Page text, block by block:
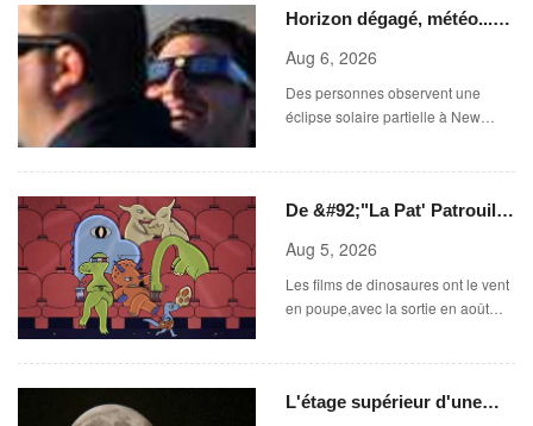
Horizon dégagé, météo...
Comment trouver le bon
l'éclipse solaire du 12 août
Aug 6, 2026
Des personnes observent une
éclipse solaire partielle à New
De &#92;"La Pat' Patrouille
- Mission dino&#92;" à
Street&#92;
Aug 5, 2026
Les films de dinosaures ont le vent
en poupe,avec la sortie en août
FRANCEINFO)
L'étage supérieur d'une